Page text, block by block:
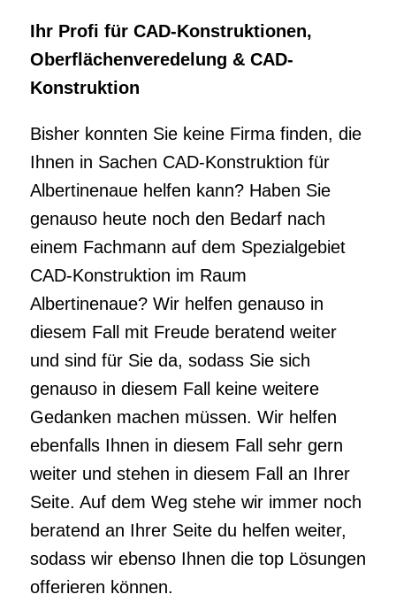
Albertinenaue helfen kann? Haben Sie
genauso heute noch den Bedarf nach
einem Fachmann auf dem Spezialgebiet
Albertinenaue? Wir helfen genauso in
diesem Fall mit Freude beratend weiter
und sind für Sie da, sodass Sie sich
genauso in diesem Fall keine weitere
Gedanken machen müssen. Wir helfen
ebenfalls Ihnen in diesem Fall sehr gern
weiter und stehen in diesem Fall an Ihrer
Seite. Auf dem Weg stehe wir immer noch
beratend an Ihrer Seite du helfen weiter,
sodass wir ebenso Ihnen die top Lösungen
offerieren können.
Kompetenter Serivce rund um
Feinmechanik, Werkzeugbau &
Medizintechnik
Sogar die Medizintechnik in der Nähe von